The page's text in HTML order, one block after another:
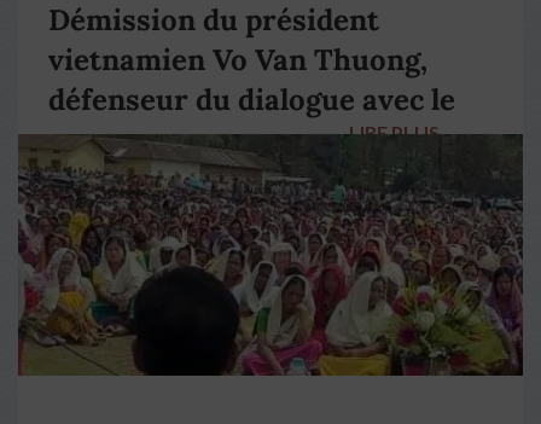
Démission du président
vietnamien Vo Van Thuong,
défenseur du dialogue avec le
pape François
LIRE PLUS →